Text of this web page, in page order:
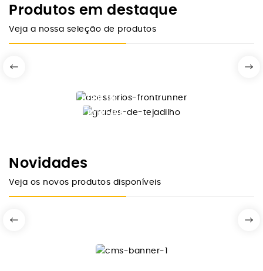
Produtos em destaque
Veja a nossa seleção de produtos
DESDE 10€
FRONTRUNNER
OVERLAND
Novidades
Veja os novos produtos disponíveis